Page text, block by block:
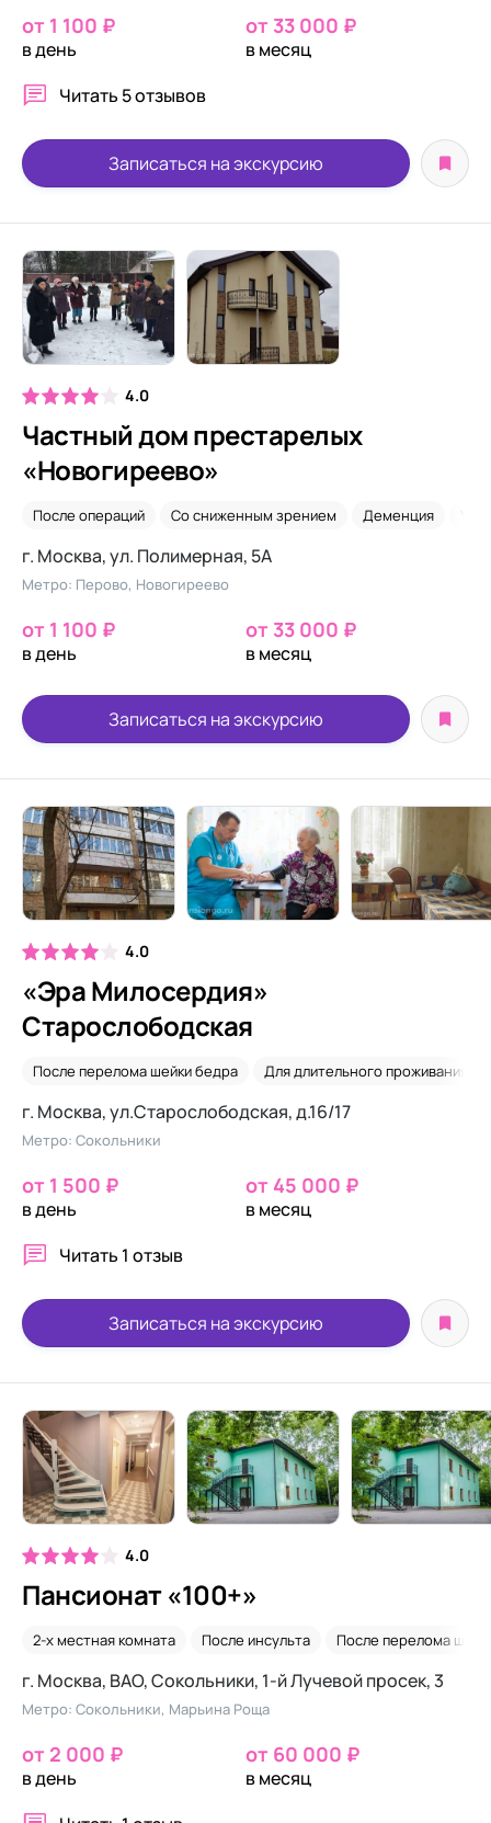
от 1 100 ₽
в день
от 33 000 ₽
в месяц
Читать 5 отзывов
Записаться на экскурсию
4.0
Частный дом престарелых
«Новогиреево»
После операций Со сниженным зрением Деменция
г. Москва, ул. Полимерная, 5А
Метро: Перово, Новогиреево
от 1 100 ₽
в день
от 33 000 ₽
в месяц
Записаться на экскурсию
4.0
«Эра Милосердия»
Старослободская
После перелома шейки бедра Для длительного проживания
г. Москва, ул.Старослободская, д.16/17
Метро: Сокольники
от 1 500 ₽
в день
от 45 000 ₽
в месяц
Читать 1 отзыв
Записаться на экскурсию
4.0
Пансионат «100+»
2-х местная комната После инсульта После перелома
г. Москва, ВАО, Сокольники, 1-й Лучевой просек, 3
Метро: Сокольники, Марьина Роща
от 2 000 ₽
в день
от 60 000 ₽
в месяц